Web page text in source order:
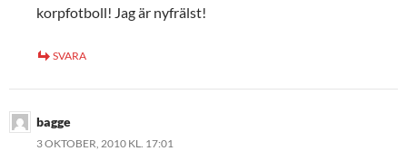
korpfotboll! Jag är nyfrälst!
SVARA
bagge
3 OKTOBER, 2010 KL. 17:01